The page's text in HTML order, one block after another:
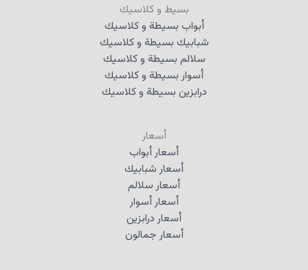
بسيط و كلاسيك
أبواب بسيطة و كلاسيك
شبابيك بسيطة و كلاسيك
سلالم بسيطة و كلاسيك
أسوار بسيطة و كلاسيك
درابزين بسيطة و كلاسيك
أسعار
أسعار أبواب
أسعار شبابيك
أسعار سلالم
أسعار أسوار
أسعار درابزين
أسعار جمالون